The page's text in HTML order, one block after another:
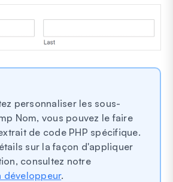
personnaliser les sous-
Nom, vous pouvez le faire
de code PHP spécifique.
sur la façon d'appliquer
consultez notre
développeur.